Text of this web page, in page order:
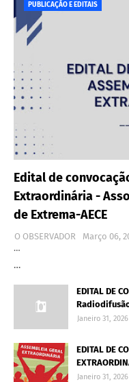
PUBLICAÇÃO E EDITAIS
Edital de
Extraordinária -
de Extrema-AECE
O OBSERVADOR
Março 06,
…
…
EDITAL DE
Janeiro 31, 2026
EDITAL DE
Janeiro 31, 2026